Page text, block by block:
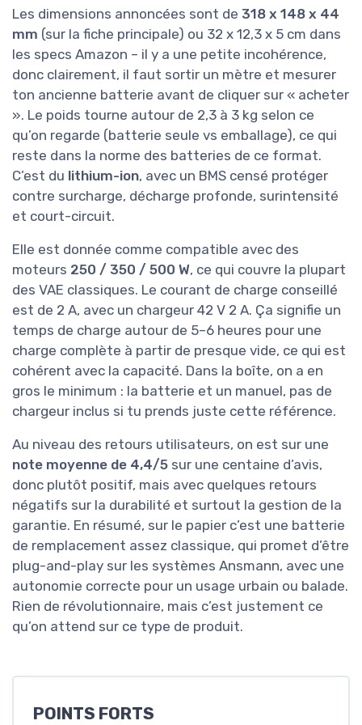
Les dimensions annoncées sont de 318 x 148 x 44
mm (sur la fiche principale) ou 32 x 12,3 x 5 cm dans
les specs Amazon – il y a une petite incohérence,
donc clairement, il faut sortir un mètre et mesurer
ton ancienne batterie avant de cliquer sur « acheter
». Le poids tourne autour de 2,3 à 3 kg selon ce
qu’on regarde (batterie seule vs emballage), ce qui
reste dans la norme des batteries de ce format.
C’est du lithium-ion, avec un BMS censé protéger
contre surcharge, décharge profonde, surintensité
et court-circuit.
Elle est donnée comme compatible avec des
moteurs 250 / 350 / 500 W, ce qui couvre la plupart
des VAE classiques. Le courant de charge conseillé
est de 2 A, avec un chargeur 42 V 2 A. Ça signifie un
temps de charge autour de 5–6 heures pour une
charge complète à partir de presque vide, ce qui est
cohérent avec la capacité. Dans la boîte, on a en
gros le minimum : la batterie et un manuel, pas de
chargeur inclus si tu prends juste cette référence.
Au niveau des retours utilisateurs, on est sur une
note moyenne de 4,4/5 sur une centaine d’avis,
donc plutôt positif, mais avec quelques retours
négatifs sur la durabilité et surtout la gestion de la
garantie. En résumé, sur le papier c’est une batterie
de remplacement assez classique, qui promet d’être
plug-and-play sur les systèmes Ansmann, avec une
autonomie correcte pour un usage urbain ou balade.
Rien de révolutionnaire, mais c’est justement ce
qu’on attend sur ce type de produit.
POINTS FORTS